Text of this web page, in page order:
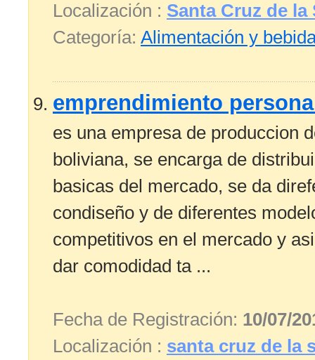
Localización : Santa Cruz de la
Categoría: Alimentación y
emprendimiento
es una empresa de produccion
boliviana, se encarga de
basicas del mercado, se da
condiseño y de diferentes
competitivos en el mercado y
dar comodidad ta ...
Fecha de Registración: 10/07/
Localización : santa cruz de la